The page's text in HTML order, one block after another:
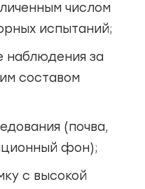
числом
испытаний;
наблюдения за
составом
(почва,
фон);
с высокой